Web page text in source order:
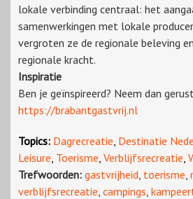
lokale verbinding centraal: het
samenwerkingen met lokale
vergroten ze de regionale beleving
regionale kracht.
Inspiratie
Ben je geïnspireerd? Neem dan
https://brabantgastvrij.nl
Topics: Dagrecreatie Destinatie
Leisure Toerisme Verblijfsrecreatie
Trefwoorden: gastvrijheid toerisme
verblijfsrecreatie campings